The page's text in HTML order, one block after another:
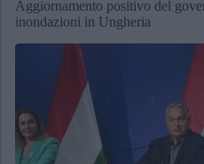
Aggiornamento positivo del
inondazioni in Ungheria